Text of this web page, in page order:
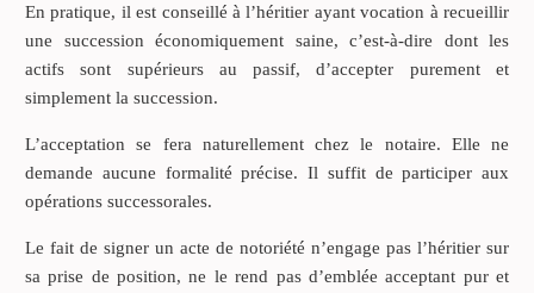
En pratique, il est conseillé à l’héritier ayant vocation à recueillir
une succession économiquement saine, c’est-à-dire dont les
actifs sont supérieurs au passif, d’accepter purement et
simplement la succession.
L’acceptation se fera naturellement chez le notaire. Elle ne
demande aucune formalité précise. Il suffit de participer aux
opérations successorales.
Le fait de signer un acte de notoriété n’engage pas l’héritier sur
sa prise de position, ne le rend pas d’emblée acceptant pur et